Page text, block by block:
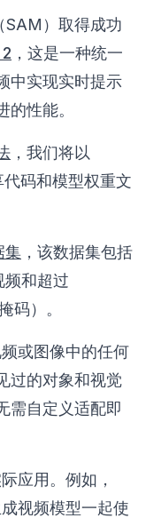
（SAM）取得成功
，这是一种统一
中实现实时提示
性能。
，我们将以
码和模型权重文
集 ，该数据集包括
频和超过
码）。
或图像中的任何
过的对象和视觉
需自定义适配即
应用。例如，
视频模型一起使